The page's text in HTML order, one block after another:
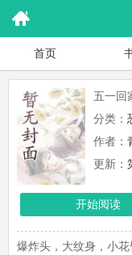
首页
五一回
分类：
作者：
更新：
开始阅读
爆炸头，大纹身，小